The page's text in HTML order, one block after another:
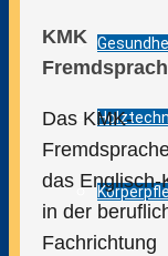
KMK
Das KMK-
das Englisch-
in der
Fachrichtung